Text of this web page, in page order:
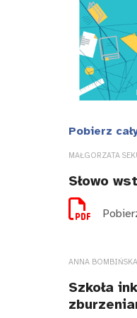
Pobierz
MAŁGORZATA
Słowo
ANNA
Szkoła